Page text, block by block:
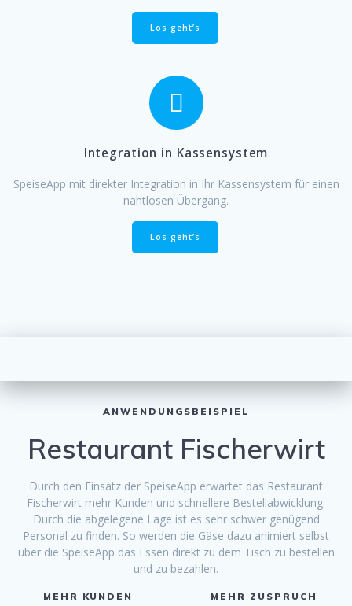
Los geht’s
Integration in Kassensystem
SpeiseApp mit direkter Integration in Ihr Kassensystem für einen
nahtlosen Übergang.
Los geht’s
ANWENDUNGSBEISPIEL
Restaurant Fischerwirt
Durch den Einsatz der SpeiseApp erwartet das Restaurant
Fischerwirt mehr Kunden und schnellere Bestellabwicklung.
Durch die abgelegene Lage ist es sehr schwer genügend
Personal zu finden. So werden die Gäse dazu animiert selbst
über die SpeiseApp das Essen direkt zu dem Tisch zu bestellen
und zu bezahlen.
MEHR KUNDEN MEHR ZUSPRUCH